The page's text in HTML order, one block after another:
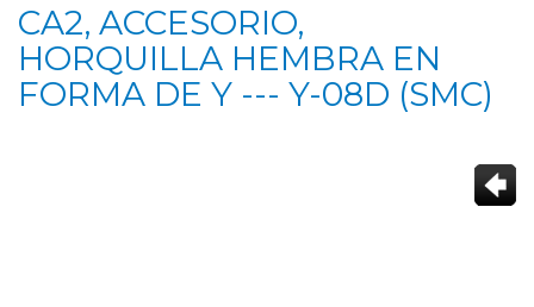
CA2, ACCESORIO,
HORQUILLA HEMBRA EN
FORMA DE Y --- Y-08D (SMC)